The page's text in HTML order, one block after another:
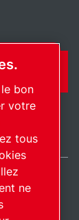
bon
votre
tous
ne